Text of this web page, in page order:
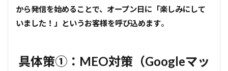
から発信を始めることで、オープン日に「楽しみにして
いました！」というお客様を呼び込めます。
具体策①：MEO対策（Googleマッ